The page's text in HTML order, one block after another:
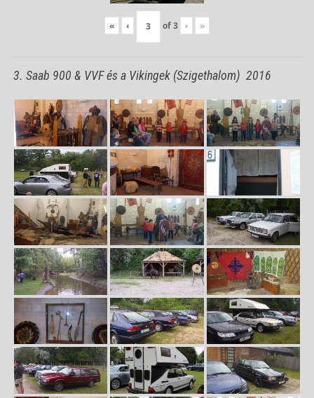
« ‹ of3 › »
3. Saab 900 & VVF és a Vikingek (Szigethalom) 2016